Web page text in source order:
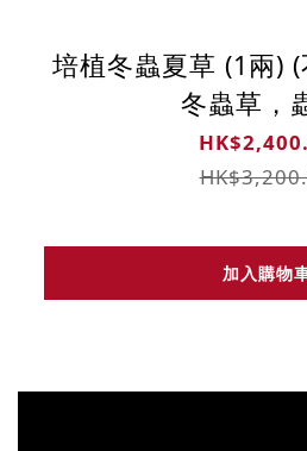
培植冬蟲夏草 (1兩)
冬蟲草，
加入購物